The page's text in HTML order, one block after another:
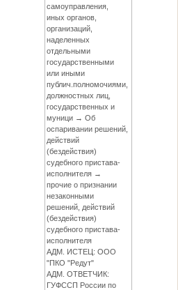
самоуправления,
иных органов,
организаций,
наделенных
отдельными
государственными
или иными
публич.полномочиями,
должностных лиц,
государственных и
муници → Об
оспаривании решений,
действий
(бездействия)
судебного пристава-
исполнителя →
прочие о признании
незаконными
решений, действий
(бездействия)
судебного пристава-
исполнителя
АДМ. ИСТЕЦ: ООО
"ПКО "Редут"
АДМ. ОТВЕТЧИК:
ГУФССП России по